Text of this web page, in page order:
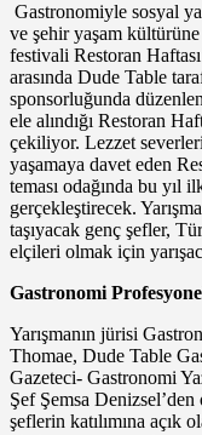
Gastronomiyle sosyal
ve şehir yaşam
festivali Restoran
arasında Dude Table
sponsorluğunda
ele alındığı Restoran
çekiliyor. Lezzet
yaşamaya davet eden
teması odağında bu yıl
gerçekleştirecek.
taşıyacak genç şefler,
elçileri olmak için
Gastronomi
Yarışmanın jürisi
Thomae, Dude Table
Gazeteci- Gastronomi
Şef Şemsa
şeflerin katılımına açık